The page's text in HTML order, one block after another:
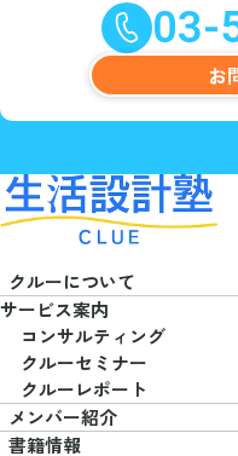
03-
お
クルーについて
サービス案内
コンサルティング
クルーセミナー
クルーレポート
メンバー紹介
書籍情報